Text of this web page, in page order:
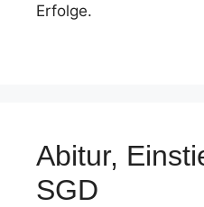
Erfolge.
Abitur,
SGD